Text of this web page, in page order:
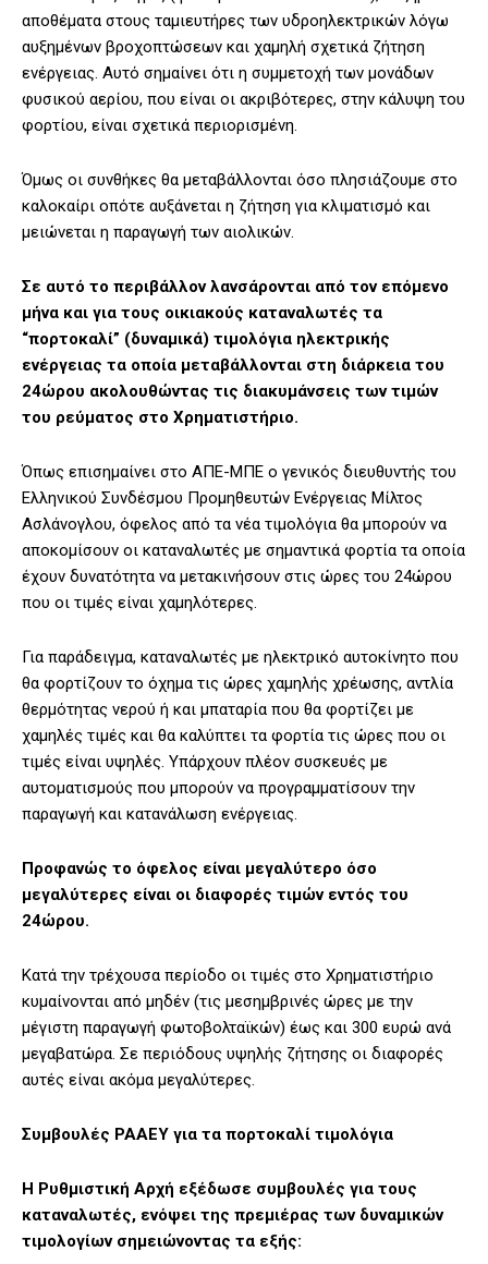
αποθέματα στους ταμιευτήρες των υδροηλεκτρικών λόγω
αυξημένων βροχοπτώσεων και χαμηλή σχετικά ζήτηση
ενέργειας. Αυτό σημαίνει ότι η συμμετοχή των μονάδων
φυσικού αερίου, που είναι οι ακριβότερες, στην κάλυψη του
φορτίου, είναι σχετικά περιορισμένη.
Όμως οι συνθήκες θα μεταβάλλονται όσο πλησιάζουμε στο
καλοκαίρι οπότε αυξάνεται η ζήτηση για κλιματισμό και
μειώνεται η παραγωγή των αιολικών.
Σε αυτό το περιβάλλον λανσάρονται από τον επόμενο
μήνα και για τους οικιακούς καταναλωτές τα
“πορτοκαλί” (δυναμικά) τιμολόγια ηλεκτρικής
ενέργειας τα οποία μεταβάλλονται στη διάρκεια του
24ώρου ακολουθώντας τις διακυμάνσεις των τιμών
του ρεύματος στο Χρηματιστήριο.
Όπως επισημαίνει στο ΑΠΕ-ΜΠΕ ο γενικός διευθυντής του
Ελληνικού Συνδέσμου Προμηθευτών Ενέργειας Μίλτος
Ασλάνογλου, όφελος από τα νέα τιμολόγια θα μπορούν να
αποκομίσουν οι καταναλωτές με σημαντικά φορτία τα οποία
έχουν δυνατότητα να μετακινήσουν στις ώρες του 24ώρου
που οι τιμές είναι χαμηλότερες.
Για παράδειγμα, καταναλωτές με ηλεκτρικό αυτοκίνητο που
θα φορτίζουν το όχημα τις ώρες χαμηλής χρέωσης, αντλία
θερμότητας νερού ή και μπαταρία που θα φορτίζει με
χαμηλές τιμές και θα καλύπτει τα φορτία τις ώρες που οι
τιμές είναι υψηλές. Υπάρχουν πλέον συσκευές με
αυτοματισμούς που μπορούν να προγραμματίσουν την
παραγωγή και κατανάλωση ενέργειας.
Προφανώς το όφελος είναι μεγαλύτερο όσο
μεγαλύτερες είναι οι διαφορές τιμών εντός του
24ώρου.
Κατά την τρέχουσα περίοδο οι τιμές στο Χρηματιστήριο
κυμαίνονται από μηδέν (τις μεσημβρινές ώρες με την
μέγιστη παραγωγή φωτοβολταϊκών) έως και 300 ευρώ ανά
μεγαβατώρα. Σε περιόδους υψηλής ζήτησης οι διαφορές
αυτές είναι ακόμα μεγαλύτερες.
Συμβουλές ΡΑΑΕΥ για τα πορτοκαλί τιμολόγια
Η Ρυθμιστική Αρχή εξέδωσε συμβουλές για τους
καταναλωτές, ενόψει της πρεμιέρας των δυναμικών
τιμολογίων σημειώνοντας τα εξής: